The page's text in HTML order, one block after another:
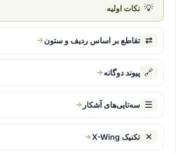
💡 نکات اولیه
⇄ تقاطع بر اساس ردیف و ستون
🔗 پیوند دوگانه
☰ سه‌تایی‌های آشکار
✕ تکنیک X-Wing